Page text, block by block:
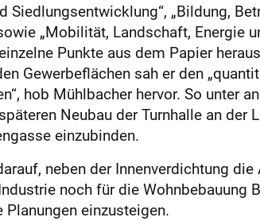
Siedlungsentwicklung“, „Bildung,
„Mobilität, Landschaft, Energie
Punkte aus dem Papier
Gewerbeflächen sah er den
hob Mühlbacher hervor. So unter
Neubau der Turnhalle an
einzubinden.
neben der Innenverdichtung
noch für die Wohnbebauung
einzusteigen.